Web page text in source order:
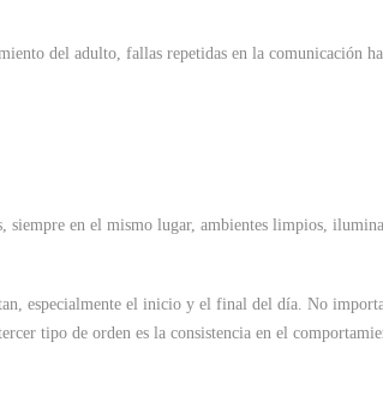
del adulto, fallas repetidas en la comunicación
siempre en el mismo lugar, ambientes limpios,
especialmente el inicio y el final del día. No
tipo de orden es la consistencia en el